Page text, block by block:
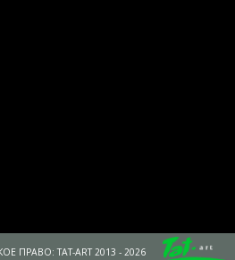
ПРАВО: TAT-ART 2013 - 2026